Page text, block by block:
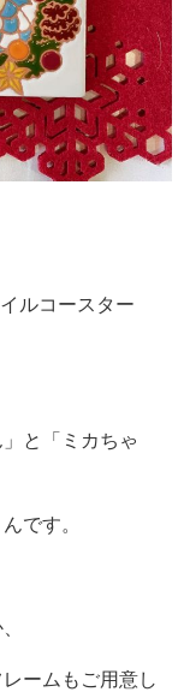
ルコースター
と「ミカちゃ
です。
ームもご用意し